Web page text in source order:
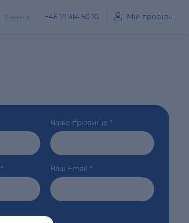
Змінити +48 71 314 50 10 Мій профіль
Ваше прізвище *
* Ваш Email *